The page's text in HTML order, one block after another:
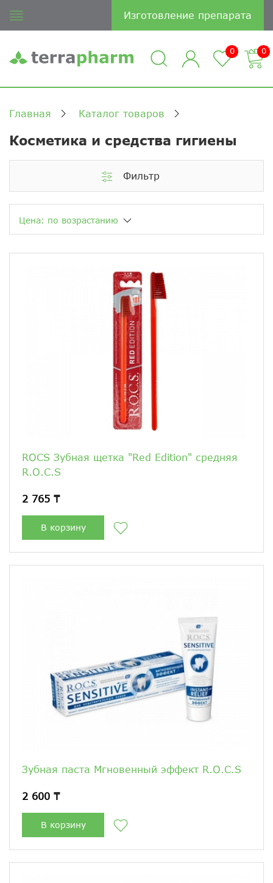
Изготовление препарата
0 0
Главная Каталог товаров
Косметика и средства гигиены
Фильтр
Цена: по возрастанию
ROCS Зубная щетка "Red Edition" средняя
R.O.C.S
2 765 ₸
В корзину
Зубная паста Мгновенный эффект R.O.C.S
2 600 ₸
В корзину